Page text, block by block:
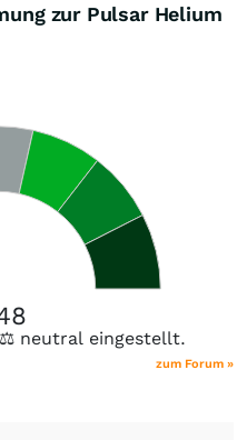
zur Pulsar Helium
neutral eingestellt.
zum Forum »